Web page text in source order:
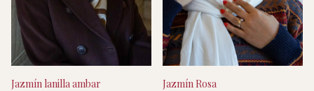
Jazmín lanilla ambar Jazmín Rosa